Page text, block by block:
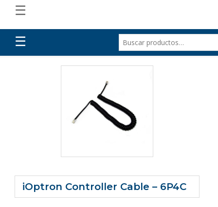
☰
☰
iOptron Controller Cable – 6P4C